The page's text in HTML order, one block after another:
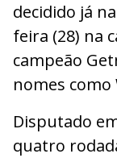
decidido já
feira (28) na
campeão
nomes como
Disputado
quatro